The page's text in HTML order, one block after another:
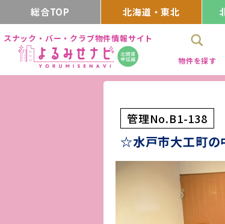
総合TOP 北海道・東北
スナック・バー・クラブ物件情報サイト
物件を探す
管理No.B1-138
☆水戸市大工町